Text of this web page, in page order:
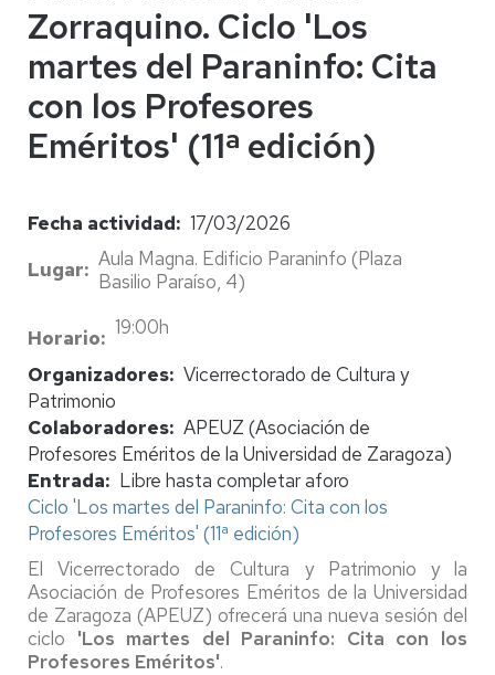
Zorraquino. Ciclo 'Los
martes del Paraninfo: Cita
con los Profesores
Eméritos' (11ª edición)
Fecha actividad
17/03/2026
Lugar
Aula Magna. Edificio Paraninfo (Plaza
Basilio Paraíso, 4)
Horario
19:00h
Organizadores Vicerrectorado de Cultura y
Patrimonio
Colaboradores APEUZ (Asociación de
Profesores Eméritos de la Universidad de Zaragoza)
Entrada
Libre hasta completar aforo
Ciclo 'Los martes del Paraninfo: Cita con los
Profesores Eméritos' (11ª edición)
El Vicerrectorado de Cultura y Patrimonio y la
Asociación de Profesores Eméritos de la Universidad
de Zaragoza (APEUZ) ofrecerá una nueva sesión del
ciclo 'Los martes del Paraninfo: Cita con los
Profesores Eméritos'.